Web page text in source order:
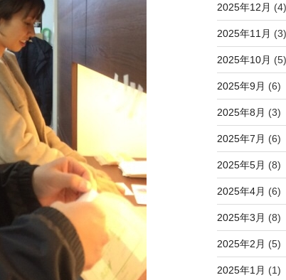
2025年12月 (4)
2025年11月 (3)
2025年10月 (5)
2025年9月 (6)
2025年8月 (3)
2025年7月 (6)
2025年5月 (8)
2025年4月 (6)
2025年3月 (8)
2025年2月 (5)
2025年1月 (1)